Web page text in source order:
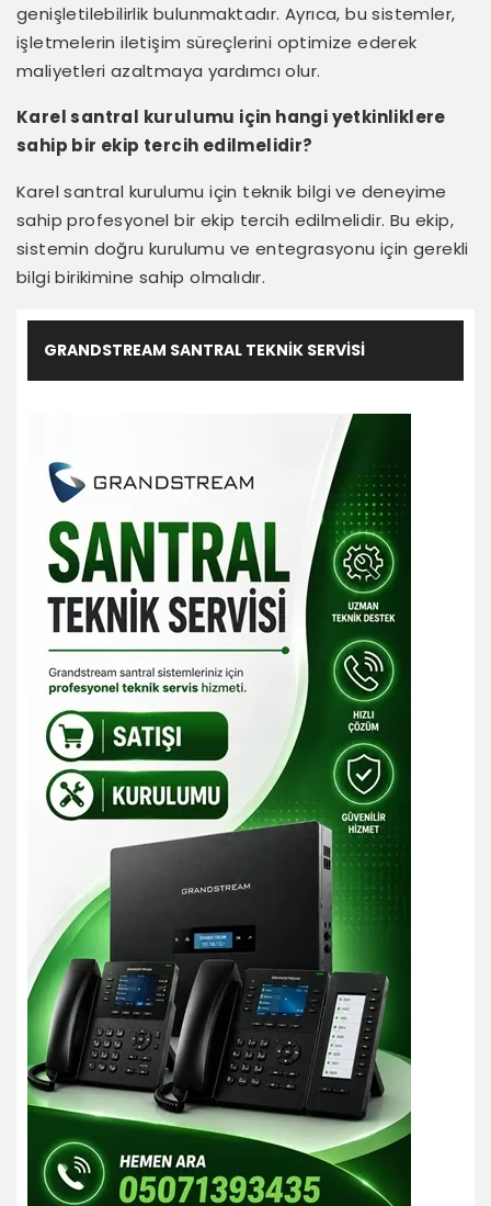
genişletilebilirlik bulunmaktadır. Ayrıca, bu sistemler,
işletmelerin iletişim süreçlerini optimize ederek
maliyetleri azaltmaya yardımcı olur.
Karel santral kurulumu için hangi yetkinliklere
sahip bir ekip tercih edilmelidir?
Karel santral kurulumu için teknik bilgi ve deneyime
sahip profesyonel bir ekip tercih edilmelidir. Bu ekip,
sistemin doğru kurulumu ve entegrasyonu için gerekli
bilgi birikimine sahip olmalıdır.
GRANDSTREAM SANTRAL TEKNIK SERVISI